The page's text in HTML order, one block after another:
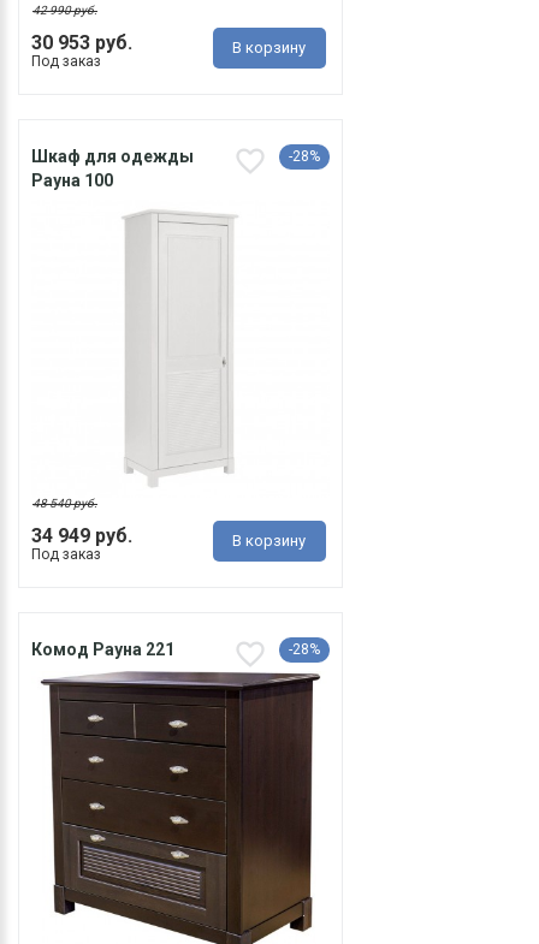
30 953 руб.
42 990 руб.
Под заказ
В корзину
Шкаф для одежды
Рауна 100
-28%
34 949 руб.
48 540 руб.
Под заказ
В корзину
Комод Рауна 221 -28%